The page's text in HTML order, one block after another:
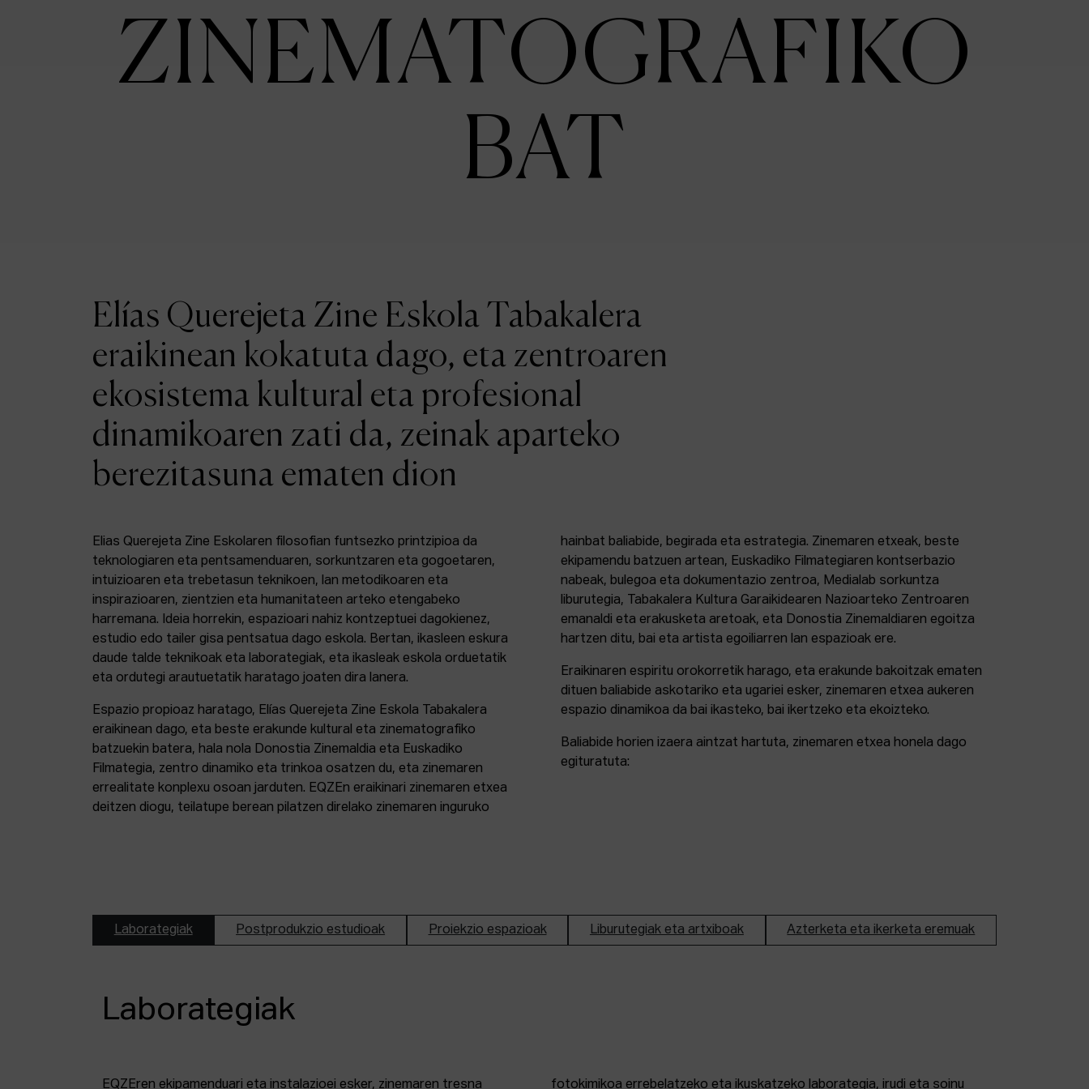
ZINEMATOGRAFIKO
BAT
Elías Querejeta Zine Eskola Tabakalera
eraikinean kokatuta dago, eta zentroaren
ekosistema kultural eta profesional
dinamikoaren zati da, zeinak aparteko
berezitasuna ematen dion
Elias Querejeta Zine Eskolaren filosofian funtsezko printzipioa da
teknologiaren eta pentsamenduaren, sorkuntzaren eta gogoetaren,
intuizioaren eta trebetasun teknikoen, lan metodikoaren eta
inspirazioaren, zientzien eta humanitateen arteko etengabeko
harremana. Ideia horrekin, espazioari nahiz kontzeptuei dagokienez,
estudio edo tailer gisa pentsatua dago eskola. Bertan, ikasleen eskura
daude talde teknikoak eta laborategiak, eta ikasleak eskola orduetatik
eta ordutegi arautuetatik haratago joaten dira lanera.
Espazio propioaz haratago, Elías Querejeta Zine Eskola Tabakalera
eraikinean dago, eta beste erakunde kultural eta zinematografiko
batzuekin batera, hala nola Donostia Zinemaldia eta Euskadiko
Filmategia, zentro dinamiko eta trinkoa osatzen du, eta zinemaren
errealitate konplexu osoan jarduten. EQZEn eraikinari zinemaren etxea
deitzen diogu, teilatupe berean pilatzen direlako zinemaren inguruko
hainbat baliabide, begirada eta estrategia. Zinemaren etxeak, beste
ekipamendu batzuen artean, Euskadiko Filmategiaren kontserbazio
nabeak, bulegoa eta dokumentazio zentroa, Medialab sorkuntza
liburutegia, Tabakalera Kultura Garaikidearen Nazioarteko Zentroaren
emanaldi eta erakusketa aretoak, eta Donostia Zinemaldiaren egoitza
hartzen ditu, bai eta artista egoiliarren lan espazioak ere.
Eraikinaren espiritu orokorretik harago, eta erakunde bakoitzak ematen
dituen baliabide askotariko eta ugariei esker, zinemaren etxea aukeren
espazio dinamikoa da bai ikasteko, bai ikertzeko eta ekoizteko.
Baliabide horien izaera aintzat hartuta, zinemaren etxea honela dago
egituratuta:
Laborategiak Postprodukzio estudioak Proiekzio espazioak Liburutegiak eta artxiboak Azterketa eta ikerketa eremuak
Laborategiak
EQZEren ekipamenduari eta instalazioei esker, zinemaren tresna
fotokimikoa errebelatzeko eta ikuskatzeko laborategia, irudi eta soinu